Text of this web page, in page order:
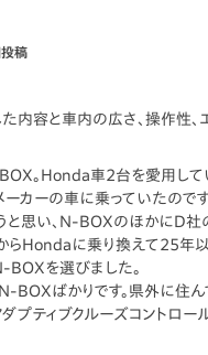
稿
容と車内の広さ、操作性、
。Honda車2台を愛用し
カーの車に乗っていたので
思い、N-BOXのほかにD社
からHondaに乗り換えて25
BOXを選びました。
N-BOXばかりです。県外に
プティブクルーズコントロー